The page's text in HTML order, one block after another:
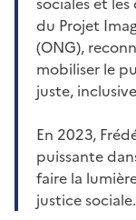
du Projet
(ONG),
mobiliser le
juste,
En 2023,
puissante
faire la
justice sociale.